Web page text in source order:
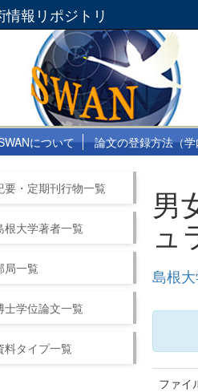
報リポジトリ
について 論文の登録方法（
要・定期刊行物一覧
根大学著者一覧
局一覧
士学位論文一覧
料タイプ一覧
男
ュ
島根
ファイ